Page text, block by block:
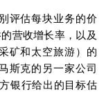
评估每块业务的价
营收增长率，以及
矿和太空旅游）的
斯克的另一家公司
银行给出的目标估